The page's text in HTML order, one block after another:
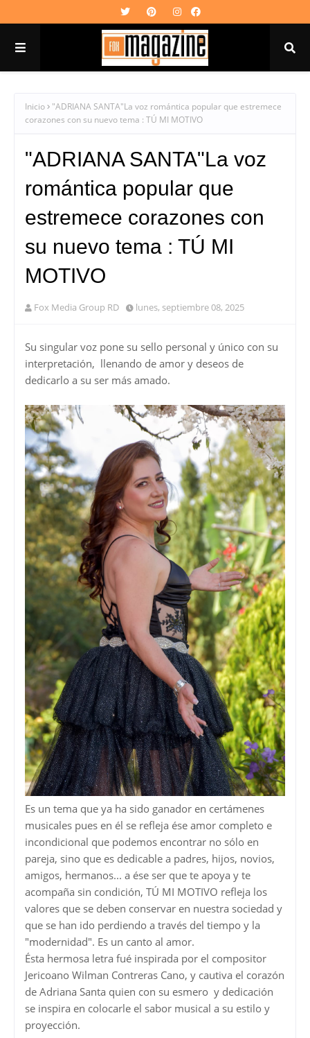
Inicio
"ADRIANA SANTA"La voz romántica popular que estremece
corazones con su nuevo tema : TÚ MI MOTIVO
"ADRIANA SANTA"La voz
romántica popular que
estremece corazones con
su nuevo tema : TÚ MI
MOTIVO
Fox Media Group RD lunes, septiembre 08, 2025
Su singular voz pone su sello personal y único con su
interpretación, llenando de amor y deseos de
dedicarlo a su ser más amado.
Es un tema que ya ha sido ganador en certámenes
musicales pues en él se refleja ése amor completo e
incondicional que podemos encontrar no sólo en
pareja, sino que es dedicable a padres, hijos, novios,
amigos, hermanos... a ése ser que te apoya y te
acompaña sin condición, TÚ MI MOTIVO refleja los
valores que se deben conservar en nuestra sociedad y
que se han ido perdiendo a través del tiempo y la
"modernidad". Es un canto al amor.
Ésta hermosa letra fué inspirada por el compositor
Jericoano Wilman Contreras Cano, y cautiva el corazón
de Adriana Santa quien con su esmero y dedicación
se inspira en colocarle el sabor musical a su estilo y
proyección.